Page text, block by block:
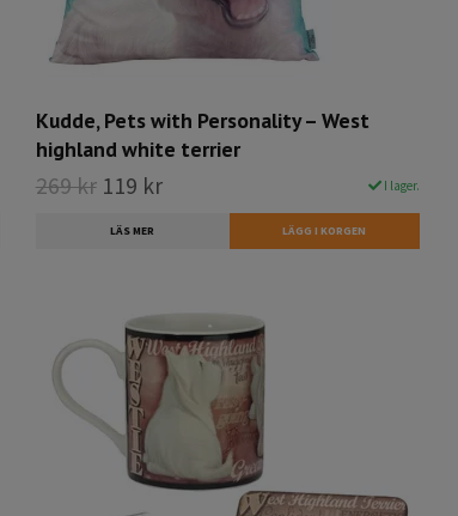
Kudde, Pets with Personality – West
highland white terrier
269 kr 119 kr I lager.
LÄS MER